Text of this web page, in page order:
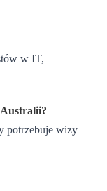
w IT,
potrzebuje wizy